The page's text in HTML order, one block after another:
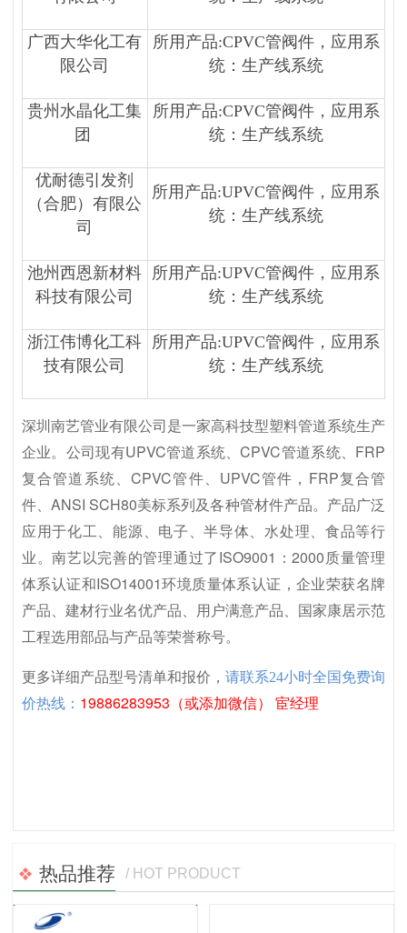
广西大华化工有
限公司
所用产品:CPVC管阀件，应用系
统：生产线系统
贵州水晶化工集
团
所用产品:CPVC管阀件，应用系
统：生产线系统
优耐德引发剂
（合肥）有限公
司
所用产品:UPVC管阀件，应用系
统：生产线系统
池州西恩新材料
科技有限公司
所用产品:UPVC管阀件，应用系
统：生产线系统
浙江伟博化工科
技有限公司
所用产品:UPVC管阀件，应用系
统：生产线系统
深圳南艺管业有限公司是一家高科技型塑料管道系统生产
企业。公司现有UPVC管道系统、CPVC管道系统、FRP
复合管道系统、CPVC管件、UPVC管件，FRP复合管
件、ANSI SCH80美标系列及各种管材件产品。产品广泛
应用于化工、能源、电子、半导体、水处理、食品等行
业。南艺以完善的管理通过了ISO9001：2000质量管理
体系认证和ISO14001环境质量体系认证，企业荣获名牌
产品、建材行业名优产品、用户满意产品、国家康居示范
工程选用部品与产品等荣誉称号。
更多详细产品型号清单和报价，请联系24小时全国免费询
价热线： 19886283953（或添加微信） 宦经理
热品推荐 / HOT PRODUCT